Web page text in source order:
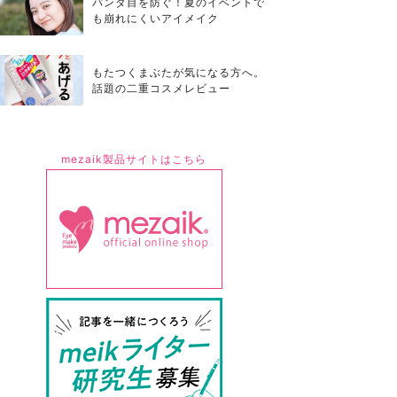
も崩れにくいアイメイク
もたつくまぶたが気になる方へ。
話題の二重コスメレビュー
mezaik製品サイトはこちら